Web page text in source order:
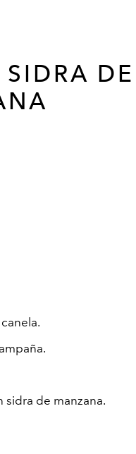
DE
sidra de manzana.